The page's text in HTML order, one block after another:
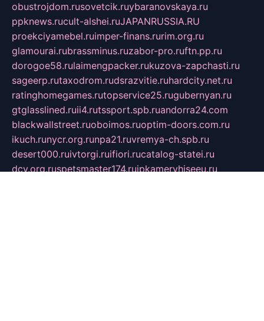
obustrojdom.rusovetcik.ruybaranovskaya.ru
ppknews.rucult-alshei.ruJAPANRUSSIA.RU
proekciyamebel.ruimper-finans.rurim.org.ru
glamourai.rubrassminus.ruzabor-pro.ruftn.pp.ru
dorogoe58.rulaimengpacker.rukuzova-zapchasti.ru
sageerp.rutaxodrom.rudsrazvitie.ruhardcity.net.ru
ratinghomegames.rutopservice25.rugubernyan.ru
gtglasslined.ruii4.rutssport.spb.ruandorra24.com
blackwallstreet.ruoboimos.ruoptim-doors.com.ru
ikuch.runycr.org.runpa21.ruvremya-ch.spb.ru
desert000.ruivtorgi.ruifiori.rucatalog-statei.ru
dcv.org.ruspetsmaster174.ruipkameryhiseeu.ru